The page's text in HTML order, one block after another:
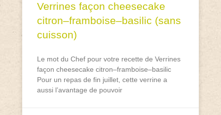
Verrines façon cheesecake
citron–framboise–basilic (sans
cuisson)
Le mot du Chef pour votre recette de Verrines
façon cheesecake citron–framboise–basilic
Pour un repas de fin juillet, cette verrine a
aussi l’avantage de pouvoir